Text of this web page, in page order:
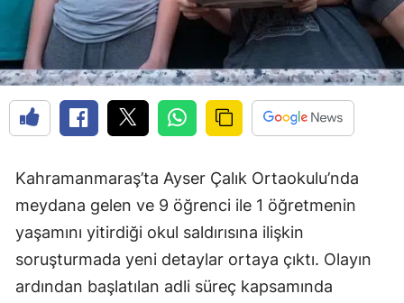
Kahramanmaraş’ta Ayser Çalık Ortaokulu’nda
meydana gelen ve 9 öğrenci ile 1 öğretmenin
yaşamını yitirdiği okul saldırısına ilişkin
soruşturmada yeni detaylar ortaya çıktı. Olayın
ardından başlatılan adli süreç kapsamında